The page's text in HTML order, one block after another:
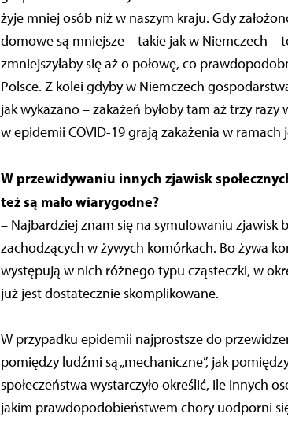
żyje mniej osób niż w naszym kraju. Gdy
domowe są mniejsze – takie jak w Niemczech –
zmniejszyłaby się aż o połowę, co
Polsce. Z kolei gdyby w Niemczech
jak wykazano – zakażeń byłoby tam aż trzy
w epidemii COVID-19 grają zakażenia w
W przewidywaniu innych zjawisk
też są mało wiarygodne?
– Najbardziej znam się na symulowaniu zjawisk
zachodzących w żywych komórkach. Bo żywa
występują w nich różnego typu cząsteczki, w
już jest dostatecznie skomplikowane.
W przypadku epidemii najprostsze do
pomiędzy ludźmi są „mechaniczne”, jak
społeczeństwa wystarczyło określić, ile innych
jakim prawdopodobieństwem chory uodporni